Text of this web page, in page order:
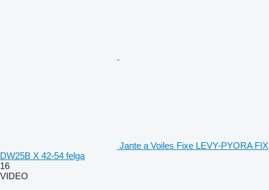
Jante a Voiles Fixe LEVY-PYORA FIX
DW25B X 42-54 felga
16
VIDEO